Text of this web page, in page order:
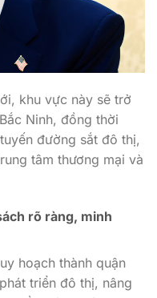
khu vực này sẽ trở
Ninh, đồng thời
đường sắt đô thị,
tâm thương mại và
rõ ràng, minh
hoạch thành quận
triển đô thị, nâng